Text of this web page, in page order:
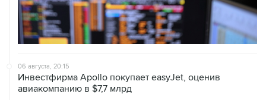
06 августа, 20:15
Инвестфирма Apollo покупает easyJet, оценив
авиакомпанию в $7,7 млрд